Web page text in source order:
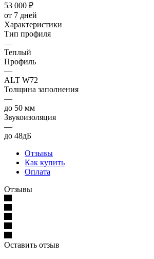
53 000 ₽
от 7 дней
Характеристики
Тип профиля
—
Теплый
Профиль
—
ALT W72
Толщина заполнения
—
до 50 мм
Звукоизоляция
—
до 48дБ
Отзывы
Как купить
Оплата
Отзывы
Оставить отзыв